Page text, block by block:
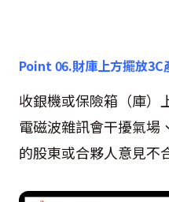
Point 06.財庫上方擺放3C
收銀機或保險箱（庫）
電磁波雜訊會干擾氣場
的股東或合夥人意見不